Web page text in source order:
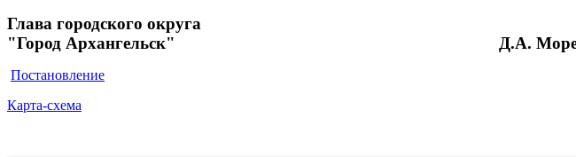
Глава городского округа
"Город Архангельск"
Д.А.
Постановление
Карта-схема